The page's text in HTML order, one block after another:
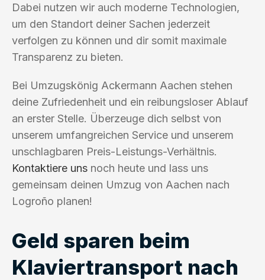
Dabei nutzen wir auch moderne Technologien,
um den Standort deiner Sachen jederzeit
verfolgen zu können und dir somit maximale
Transparenz zu bieten.
Bei Umzugskönig Ackermann Aachen stehen
deine Zufriedenheit und ein reibungsloser Ablauf
an erster Stelle. Überzeuge dich selbst von
unserem umfangreichen Service und unserem
unschlagbaren Preis-Leistungs-Verhältnis.
Kontaktiere uns noch heute und lass uns
gemeinsam deinen Umzug von Aachen nach
Logroño planen!
Geld sparen beim
Klaviertransport nach